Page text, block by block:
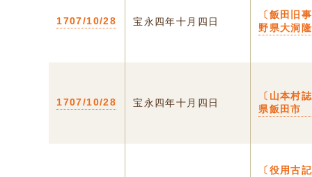
1707/10/28 宝永四年十月四日
〔飯田旧
野県大洞
1707/10/28 宝永四年十月四日
〔山本村
県飯田市
〔役用古